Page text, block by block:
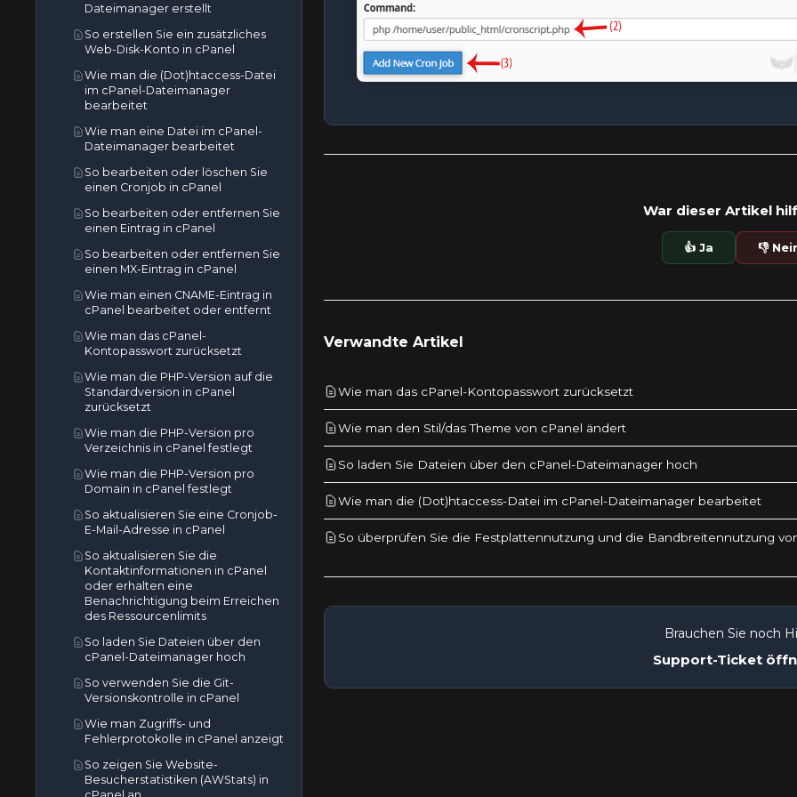
Dateimanager erstellt
So erstellen Sie ein zusätzliches
Web-Disk-Konto in cPanel
Wie man die (Dot)htaccess-Datei
im cPanel-Dateimanager
bearbeitet
Wie man eine Datei im cPanel-
Dateimanager bearbeitet
So bearbeiten oder löschen Sie
einen Cronjob in cPanel
So bearbeiten oder entfernen Sie
einen Eintrag in cPanel
So bearbeiten oder entfernen Sie
einen MX-Eintrag in cPanel
Wie man einen CNAME-Eintrag in
cPanel bearbeitet oder entfernt
Wie man das cPanel-
Kontopasswort zurücksetzt
Wie man die PHP-Version auf die
Standardversion in cPanel
zurücksetzt
Wie man die PHP-Version pro
Verzeichnis in cPanel festlegt
Wie man die PHP-Version pro
Domain in cPanel festlegt
So aktualisieren Sie eine Cronjob-
E-Mail-Adresse in cPanel
So aktualisieren Sie die
Kontaktinformationen in cPanel
oder erhalten eine
Benachrichtigung beim Erreichen
des Ressourcenlimits
So laden Sie Dateien über den
cPanel-Dateimanager hoch
So verwenden Sie die Git-
Versionskontrolle in cPanel
Wie man Zugriffs- und
Fehlerprotokolle in cPanel anzeigt
So zeigen Sie Website-
Besucherstatistiken (AWStats) in
War dieser Artikel
👍 Ja 👎
Verwandte Artikel
Wie man das cPanel-Kontopasswort zurücksetzt
Wie man den Stil/das Theme von cPanel ändert
So laden Sie Dateien über den cPanel-Dateimanager hoch
Wie man die (Dot)htaccess-Datei im cPanel-Dateimanager bearbeitet
So überprüfen Sie die Festplattennutzung und die Bandbreitennutzung
Brauchen Sie noch
Support-Ticket